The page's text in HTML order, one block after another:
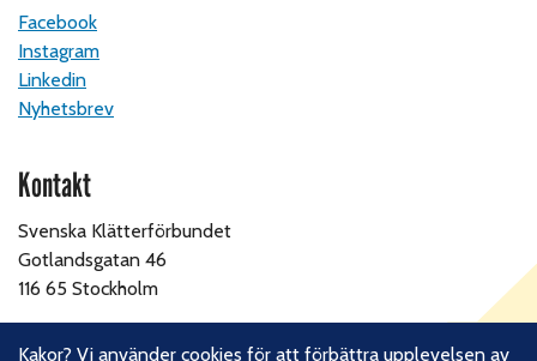
Facebook
Instagram
Linkedin
Nyhetsbrev
Kontakt
Svenska Klätterförbundet
Gotlandsgatan 46
116 65 Stockholm
E-post: kansliet@klatterforbundet.rf.se
Kakor? Vi använder cookies för att förbättra upplevelsen av